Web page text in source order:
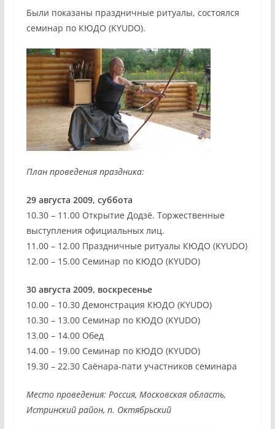
Были показаны праздничные ритуалы, состоялся
семинар по КЮДО (KYUDO).
План проведения праздника:
29 августа 2009, суббота
10.30 – 11.00 Открытие Додзё. Торжественные
выступления официальных лиц.
11.00 – 12.00 Праздничные ритуалы КЮДО (KYUDO)
12.00 – 15.00 Семинар по КЮДО (KYUDO)
30 августа 2009, воскресенье
10.00 – 10.30 Демонстрация КЮДО (KYUDO)
10.30 – 13.00 Семинар по КЮДО (KYUDO)
13.00 – 14.00 Обед
14.00 – 19.00 Семинар по КЮДО (KYUDO)
19.30 – 22.30 Саёнара-пати участников семинара
Место проведения: Россия, Московская область,
Истринский район, п. Октябрьский